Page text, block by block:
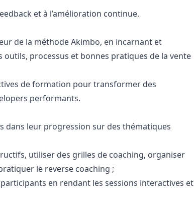
et à l’amélioration continue.
de la méthode Akimbo, en incarnant et
processus et bonnes pratiques de la vente
de formation pour transformer des
performants.
dans leur progression sur des thématiques
utiliser des grilles de coaching, organiser
le reverse coaching ;
en rendant les sessions interactives et